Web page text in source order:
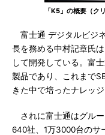
「K5」の概要（ク
富士通 デジタルビジ
長を務める中村記章氏
して開発している。富
製品であり、これまで
きた中で培ったナレッ
されに富士通はグル
640社、1万3000台のサ